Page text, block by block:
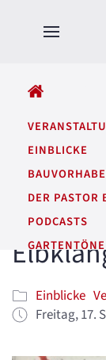
EINBLICKE
DER PASTOR
PODCASTS
GARTENTÖNE
Einblicke
Freitag, 17.